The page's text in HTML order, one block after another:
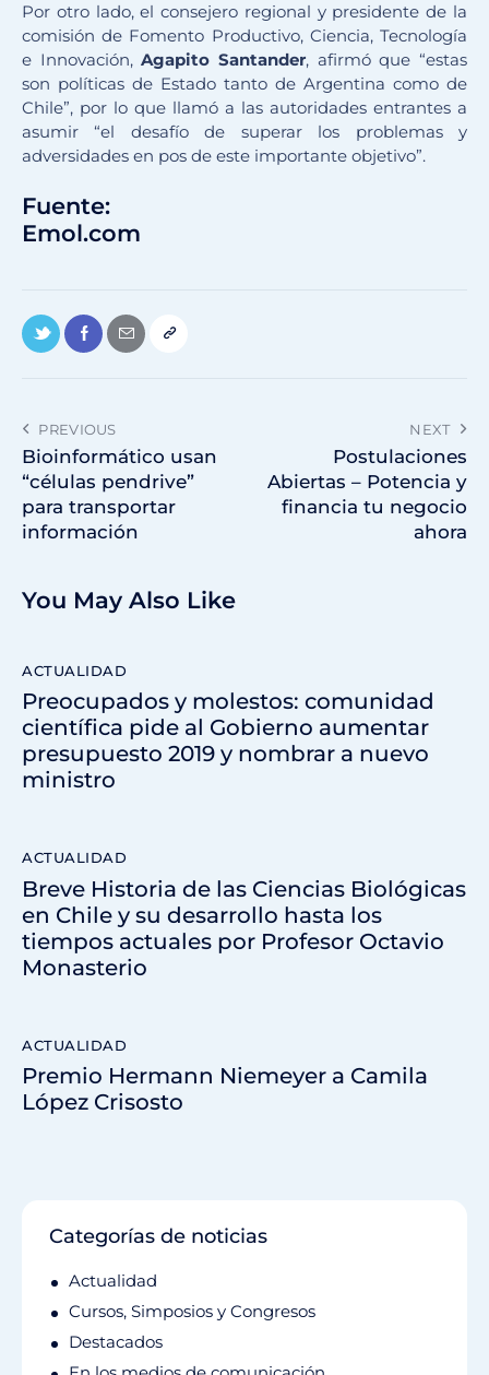
Por otro lado, el consejero regional y presidente de la
comisión de Fomento Productivo, Ciencia, Tecnología
e Innovación,Agapito Santander, afirmó que “estas
son políticas de Estado tanto de Argentina como de
Chile”, por lo que llamó a las autoridades entrantes a
asumir “el desafío de superar los problemas y
adversidades en pos de este importante objetivo”.
Fuente:
Emol.com
PREVIOUS
Bioinformático usan
“células pendrive”
para transportar
información
NEXT
Postulaciones
Abiertas – Potencia y
financia tu negocio
ahora
You May Also Like
ACTUALIDAD
Preocupados y molestos: comunidad
científica pide al Gobierno aumentar
presupuesto 2019 y nombrar a nuevo
ministro
ACTUALIDAD
Breve Historia de las Ciencias Biológicas
en Chile y su desarrollo hasta los
tiempos actuales por Profesor Octavio
Monasterio
ACTUALIDAD
Premio Hermann Niemeyer a Camila
López Crisosto
Categorías de noticias
Actualidad
Cursos, Simposios y Congresos
Destacados